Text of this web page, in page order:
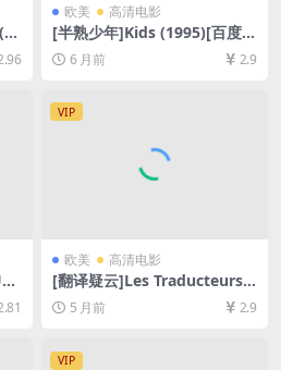
欧美 高清电影
[半熟少年]Kids (1995)[百度网
盘+夸克网盘1080P超清未删
减资源][网盘在线播放/下载]
6 月前 2.9
VIP
欧美 高清电影
[翻译疑云]Les Traducteurs
(2019)[百度网盘+夸克网盘10
80P超清未删减资源][网盘在
线播放/下载][MP4/6.4GB][中
文字幕]
5 月前 2.9
VIP